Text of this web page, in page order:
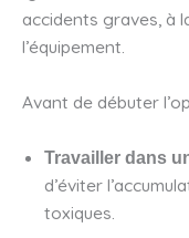
accidents graves, à
l’équipement.
Avant de débuter
Travailler dans
d’éviter
toxiques.